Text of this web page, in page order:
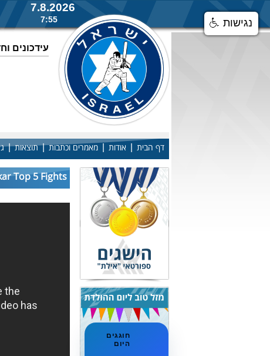
7.8.2026
7:55
עידכונים
דף הבית אודות מאמרים וכתבות|תוצאות|
חוגגים
היום
Top 5 Fights
נגישות